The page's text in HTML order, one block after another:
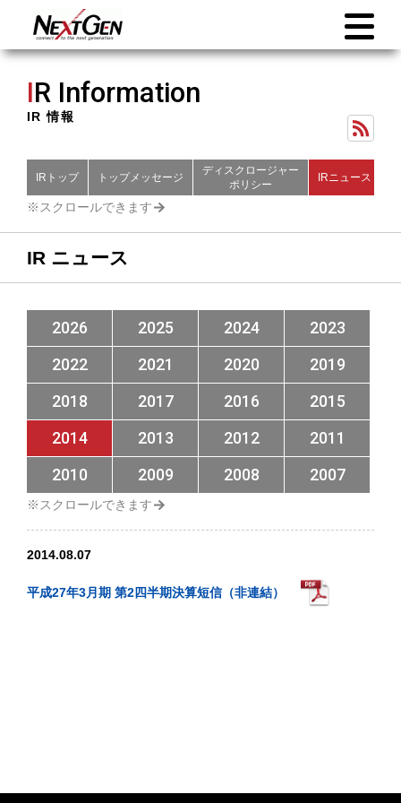
IR Information
IR 情報
IRトップ トップメッセージ
ディスクロージャー
ポリシー
IRニュース
IR ニュース
2026 2025 2024
2023
2022
2021 2020
2019
2018
2017 2016
2015
2014
2013 2012
2011
2010
2009 2008 2007
2014.08.07
平成27年3月期 第2四半期決算短信（非連結）